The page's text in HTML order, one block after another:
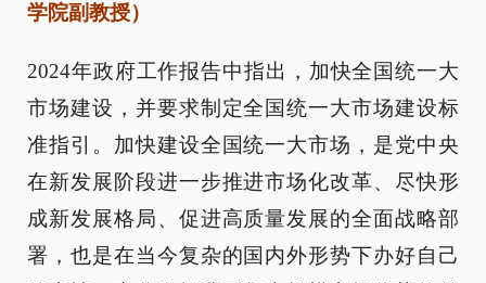
学院副教授）
2024年政府工作报告中指出，加快全国统一大
市场建设，并要求制定全国统一大市场建设标
准指引。加快建设全国统一大市场，是党中央
在新发展阶段进一步推进市场化改革、尽快形
成新发展格局、促进高质量发展的全面战略部
署，也是在当今复杂的国内外形势下办好自己